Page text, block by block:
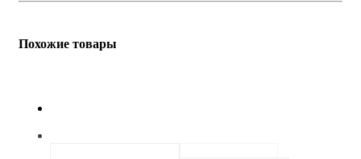
Похожие товары